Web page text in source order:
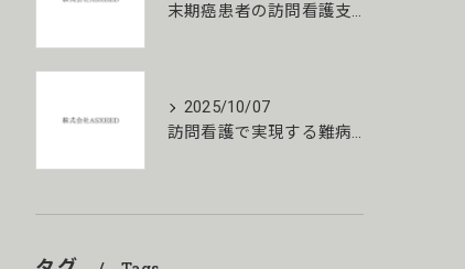
末期癌患者の訪問看護支援の実際
2025/10/07
訪問看護で実現する難病患者の心身ストレス緩和実例